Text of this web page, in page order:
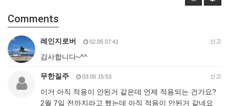
Comments
레인지로버 02.05 07:41 신고
감사합니다~^^
무한질주 03.05 15:53 신고
이거 아직 적용이 안된거 같은데 언제 적용되는 건가요?
2월 7일 전까지라고 했는데 아직 적용이 안된거 같네요